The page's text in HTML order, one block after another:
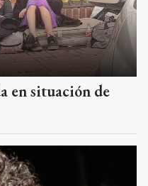
en situación de